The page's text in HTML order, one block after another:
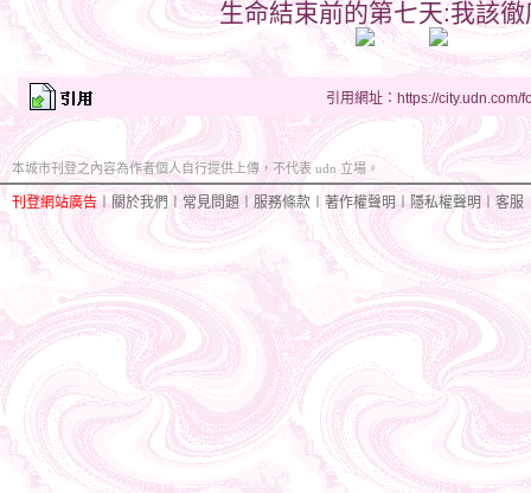
生命結束前的第七天:我該
引用網址：https://
本城市刊登之內容為作者個人自行提供上傳，不代表 udn 立場。
刊登網站廣告︱ 關於我們 ︱常見問題︱服務條款 ︱著作權聲明︱隱私權聲明︱客服